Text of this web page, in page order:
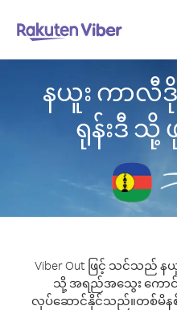
နယူး ကာလီဒို
ရုန်းဒီ သို့
Viber Out ဖြင့် သင်သည် န
သို့ အရည်အသွေး ကောင်း
လုပ်ဆောင်နိုင်သည်။တစ်မိန